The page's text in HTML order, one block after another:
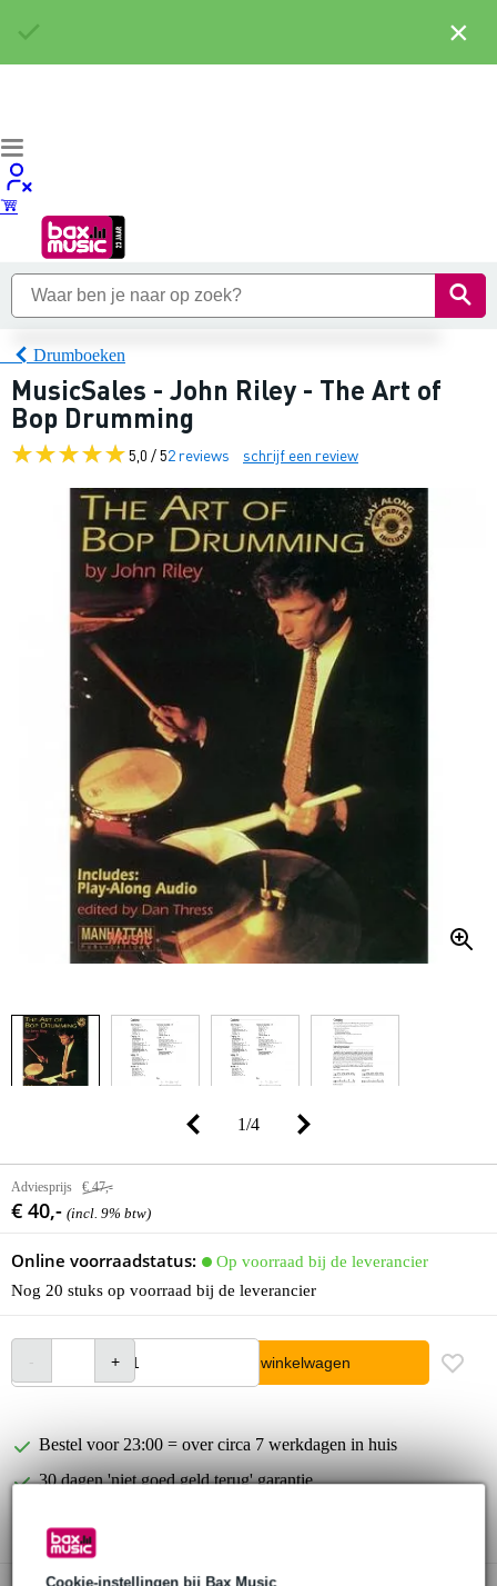
Cookie-instellingen bij Bax Music
Drumboeken
MusicSales - John Riley - The Art of
Bop Drumming
5,0 / 52 reviews schrijf een review
1/4
Adviesprijs € 47,-
€ 40,- (incl. 9% btw)
Online voorraadstatus:
Op voorraad bij de leverancier
Nog 20 stuks op voorraad bij de leverancier
In winkelwagen
Bestel voor 23:00 = over circa 7 werkdagen in huis
30 dagen 'niet goed geld terug' garantie
×